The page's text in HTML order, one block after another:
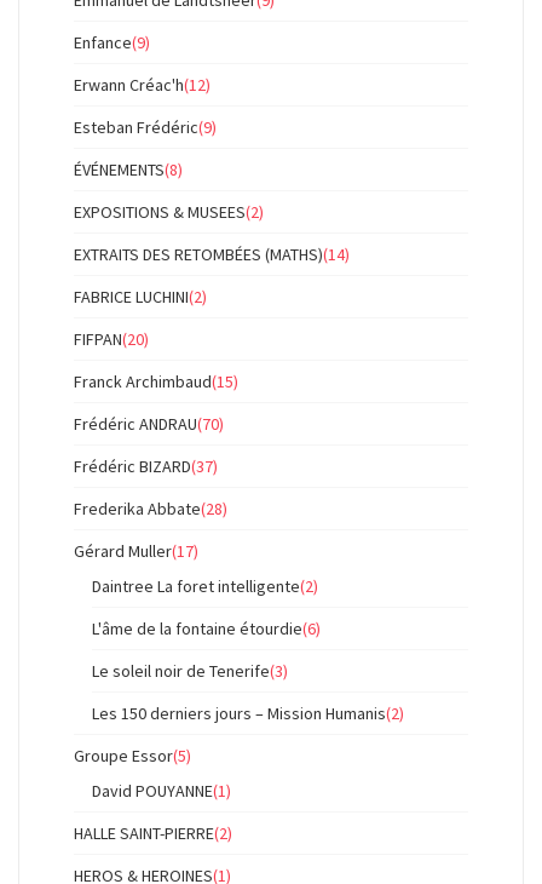
Enfance(9)
Erwann Créac'h(12)
Esteban Frédéric(9)
ÉVÉNEMENTS(8)
EXPOSITIONS & MUSEES(2)
EXTRAITS DES RETOMBÉES (MATHS)(14)
FABRICE LUCHINI(2)
FIFPAN(20)
Franck Archimbaud(15)
Frédéric ANDRAU(70)
Frédéric BIZARD(37)
Frederika Abbate(28)
Gérard Muller(17)
Daintree La foret intelligente(2)
L'âme de la fontaine étourdie(6)
Le soleil noir de Tenerife(3)
Les 150 derniers jours – Mission Humanis(2)
Groupe Essor(5)
David POUYANNE(1)
HALLE SAINT-PIERRE(2)
HEROS & HEROINES(1)